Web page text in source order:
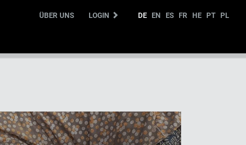
ÜBER UNS LOGIN DE EN ES FR HE PT PL